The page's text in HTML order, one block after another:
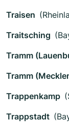
Traisen
Traitsching
Tramm
Tramm
Trappenkamp
Trappstadt